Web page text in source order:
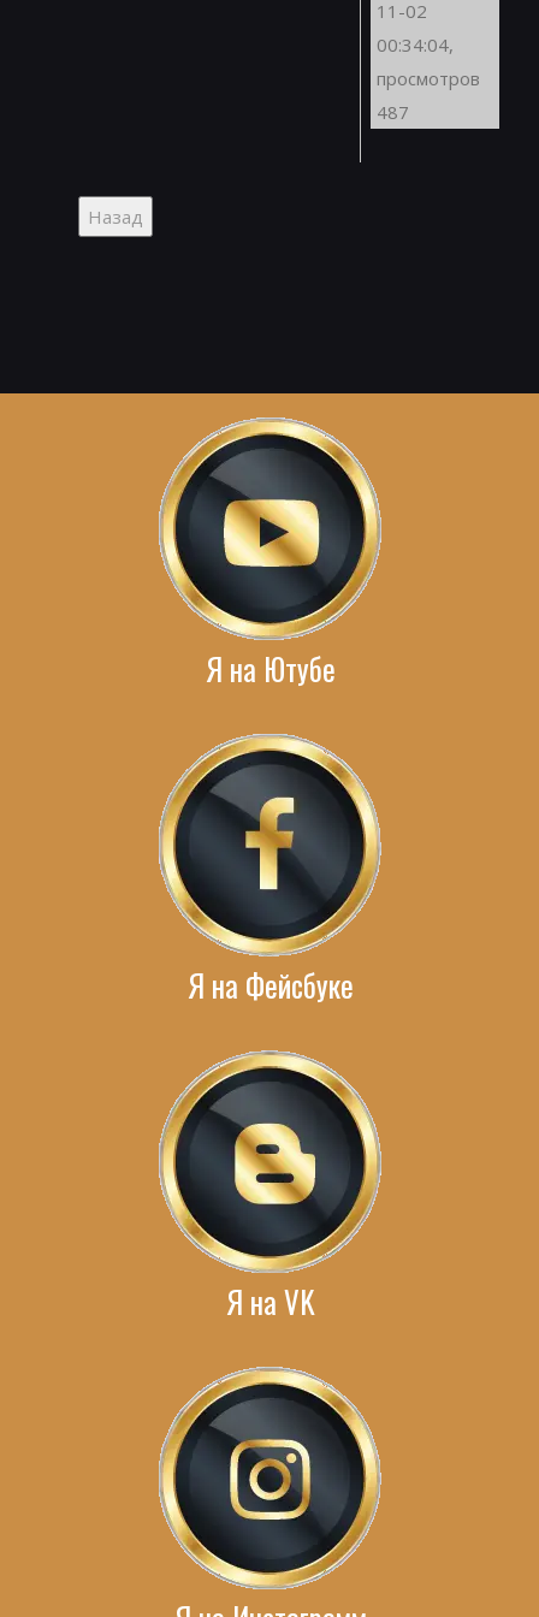
11-02
00:34:04,
просмотров
487
Я на Ютубе
Я на Фейсбуке
Я на VK